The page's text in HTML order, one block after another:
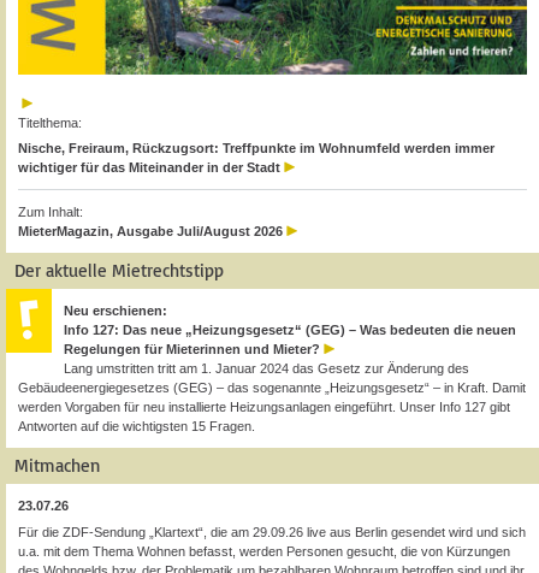
Titelthema:
Nische, Freiraum, Rückzugsort: Treffpunkte im Wohnumfeld werden immer
wichtiger für das Miteinander in der Stadt
Zum Inhalt:
MieterMagazin, Ausgabe Juli/August 2026
Der aktuelle Mietrechtstipp
Neu erschienen:
Info 127: Das neue „Heizungsgesetz“ (GEG) – Was bedeuten die neuen
Regelungen für Mieterinnen und Mieter?
Lang umstritten tritt am 1. Januar 2024 das Gesetz zur Änderung des
Gebäudeenergiegesetzes (GEG) – das sogenannte „Heizungsgesetz“ – in Kraft. Damit
werden Vorgaben für neu installierte Heizungsanlagen eingeführt. Unser Info 127 gibt
Antworten auf die wichtigsten 15 Fragen.
Mitmachen
23.07.26
Für die ZDF-Sendung „Klartext“, die am 29.09.26 live aus Berlin gesendet wird und sich
u.a. mit dem Thema Wohnen befasst, werden Personen gesucht, die von Kürzungen